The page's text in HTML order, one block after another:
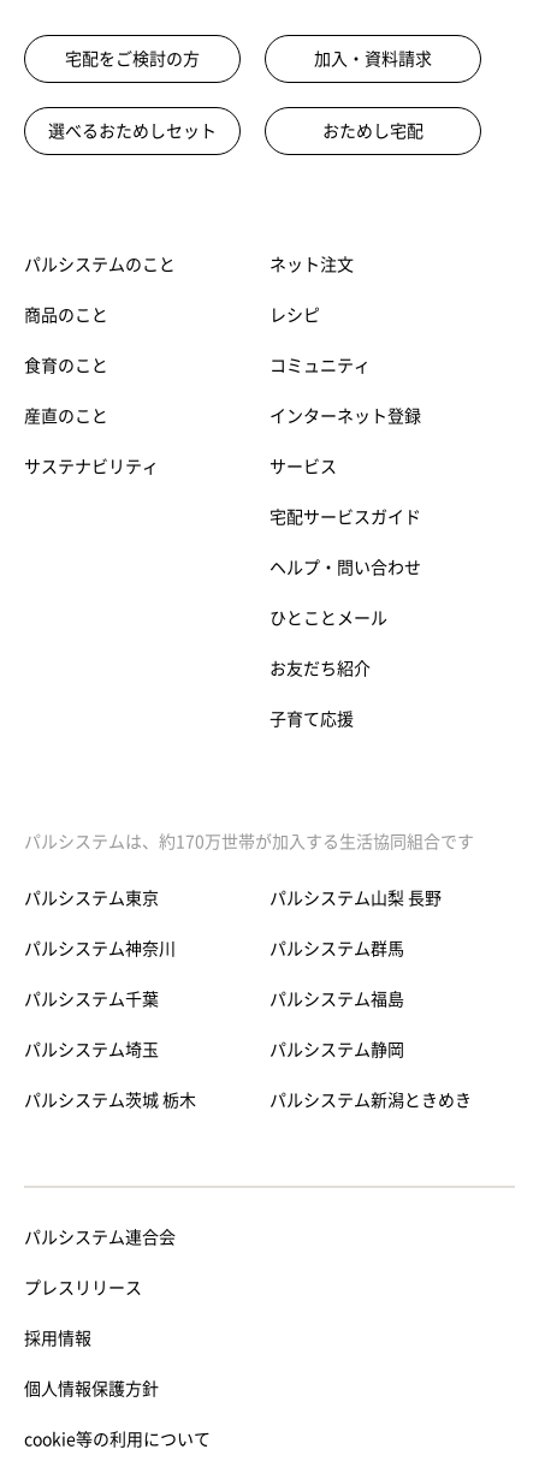
宅配をご検討の方 加入・資料請求
選べるおためしセット おためし宅配
パルシステムのこと
商品のこと
食育のこと
産直のこと
サステナビリティ
ネット注文
レシピ
コミュニティ
インターネット登録
サービス
宅配サービスガイド
ヘルプ・問い合わせ
ひとことメール
お友だち紹介
子育て応援
パルシステムは、約170万世帯が加入する生活協同組合です
パルシステム東京
パルシステム神奈川
パルシステム千葉
パルシステム埼玉
パルシステム茨城 栃木
パルシステム山梨 長野
パルシステム群馬
パルシステム福島
パルシステム静岡
パルシステム新潟ときめき
パルシステム連合会
プレスリリース
採用情報
個人情報保護方針
cookie等の利用について